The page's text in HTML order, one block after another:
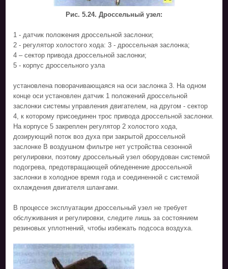
Рис. 5.24. Дроссельный узел:
1 - датчик положения дроссельной заслонки;
2 - регулятор холостого хода: 3 - дроссельная заслонка;
4 – сектор привода дроссельной заслонки;
5 - корпус дроссельного узла
установлена поворачивающаяся на оси заслонка 3. На одном
конце оси установлен датчик 1 положений дроссельной
заслонки системы управления двигателем, на другом - сектор
4, к которому присоединен трос привода дроссельной заслонки.
На корпусе 5 закреплен регулятор 2 холостого хода,
дозирующий поток воз духа при закрытой дроссельной
заслонке В воздушном фильтре нет устройства сезонной
регулировки, поэтому дроссельный узел оборудован системой
подогрева, предотвращающей обледенение дроссельной
заслонки в холодное время года и соединенной с системой
охлаждения двигателя шлангами.
В процессе эксплуатации дроссельный узел не требует
обслуживания и регулировки, следите лишь за состоянием
резиновых уплотнений, чтобы избежать подсоса воздуха.